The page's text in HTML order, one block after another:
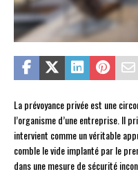
La prévoyance privée est une
l’organisme d’une entreprise. Il
intervient comme un véritable
comble le vide implanté par le
dans une mesure de sécurité